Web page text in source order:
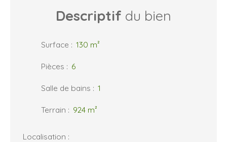
Descriptif du bien
Surface : 130 m²
Pièces : 6
Salle de bains : 1
Terrain : 924 m²
Localisation :